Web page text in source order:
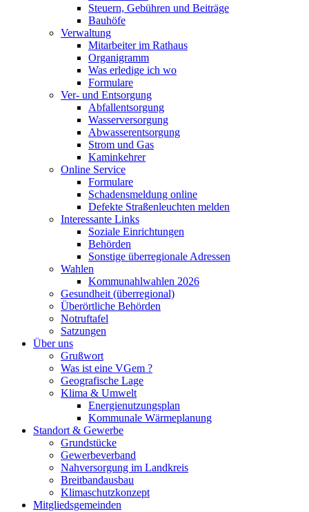
Steuern, Gebühren und Beiträge
Bauhöfe
Verwaltung
Mitarbeiter im Rathaus
Organigramm
Was erledige ich wo
Formulare
Ver- und Entsorgung
Abfallentsorgung
Wasserversorgung
Abwasserentsorgung
Strom und Gas
Kaminkehrer
Online Service
Formulare
Schadensmeldung online
Defekte Straßenleuchten melden
Interessante Links
Soziale Einrichtungen
Behörden
Sonstige überregionale Adressen
Wahlen
Kommunahlwahlen 2026
Gesundheit (überregional)
Überörtliche Behörden
Notruftafel
Satzungen
Über uns
Grußwort
Was ist eine VGem ?
Geografische Lage
Klima & Umwelt
Energienutzungsplan
Kommunale Wärmeplanung
Standort & Gewerbe
Grundstücke
Gewerbeverband
Nahversorgung im Landkreis
Breitbandausbau
Klimaschutzkonzept
Mitgliedsgemeinden